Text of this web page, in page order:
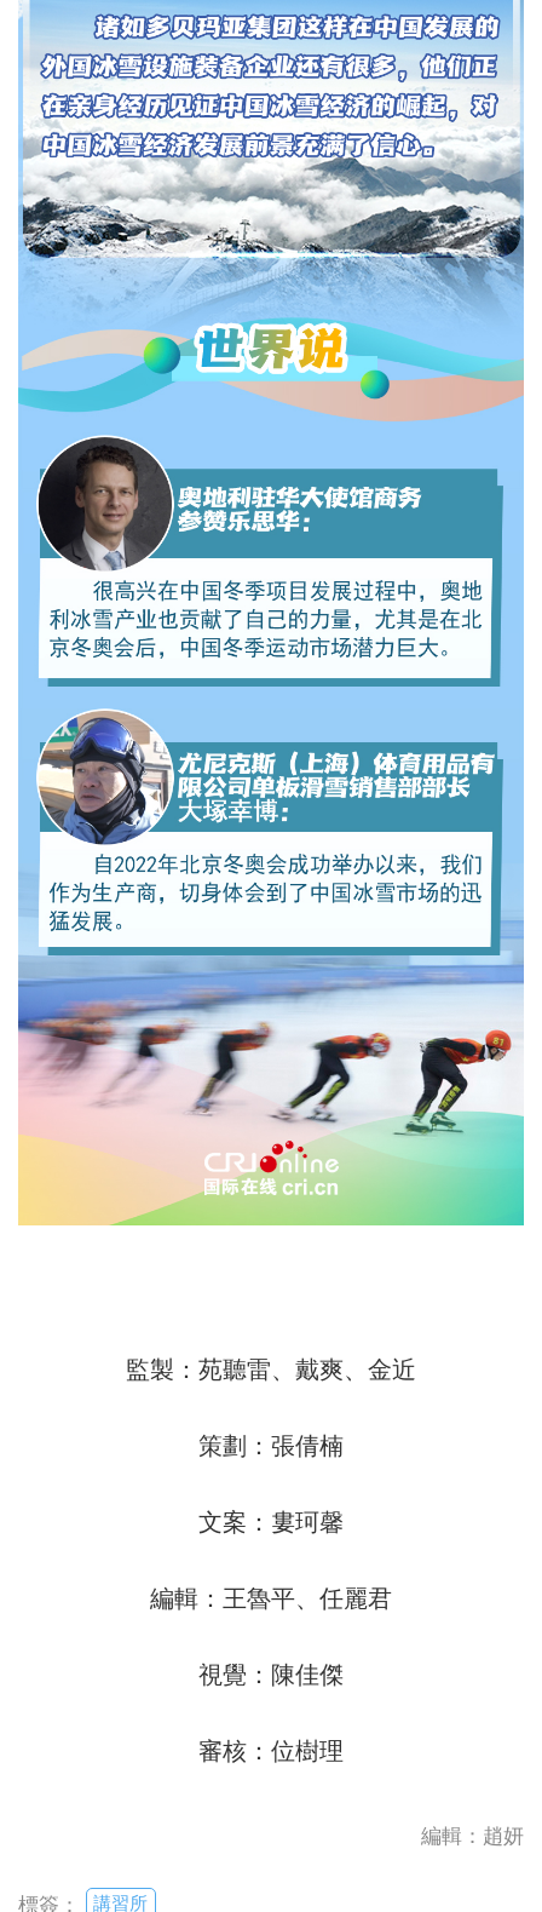
監製：苑聽雷、戴爽、金近
策劃：張倩楠
文案：婁珂馨
編輯：王魯平、任麗君
視覺：陳佳傑
審核：位樹理
編輯：趙妍
標簽： 講習所